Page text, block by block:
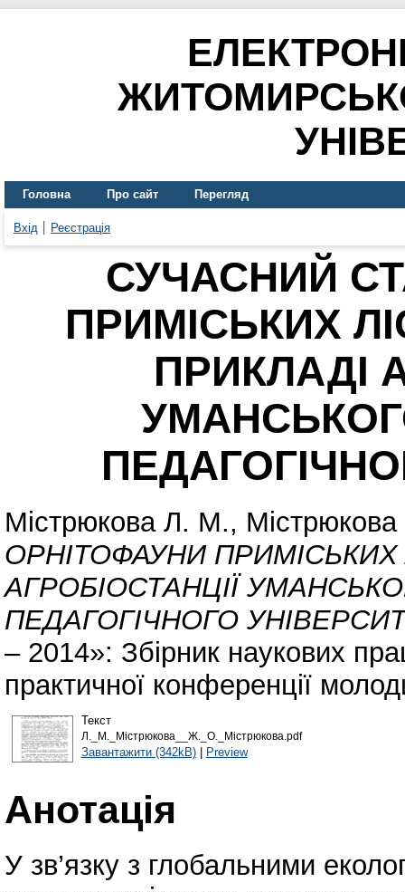
Головна Про сайт Перегляд
Вхід Реєстрація
СУЧАСНИЙ
ПРИМІСЬКИХ
ПРИКЛАДІ
Містрюкова Л. М.,
ОРНІТОФАУНИ
АГРОБІОСТАНЦІЇ
ПЕДАГОГІЧНОГО
– 2014»: Збірник наукових
практичної конференції
Текст
Л._М._Містрюкова__Ж._О._Містрюкова.pdf
Завантажити (342kB)| Preview
Анотація
У зв’язку з глобальними